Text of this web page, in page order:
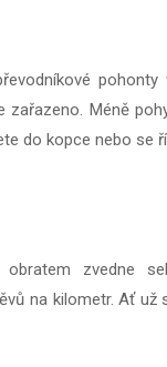
zařazeno. Méně
do kopce nebo se
zvedne
na kilometr. Ať